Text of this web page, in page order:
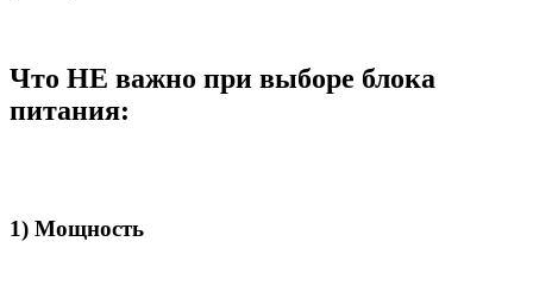
Что НЕ важно при выборе блока
питания:
1) Мощность